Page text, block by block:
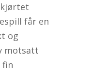
får en
og
motsatt
fin